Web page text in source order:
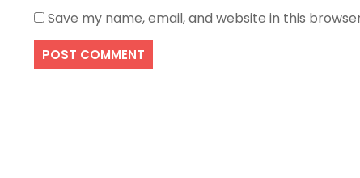
Save my name, email, and website in this